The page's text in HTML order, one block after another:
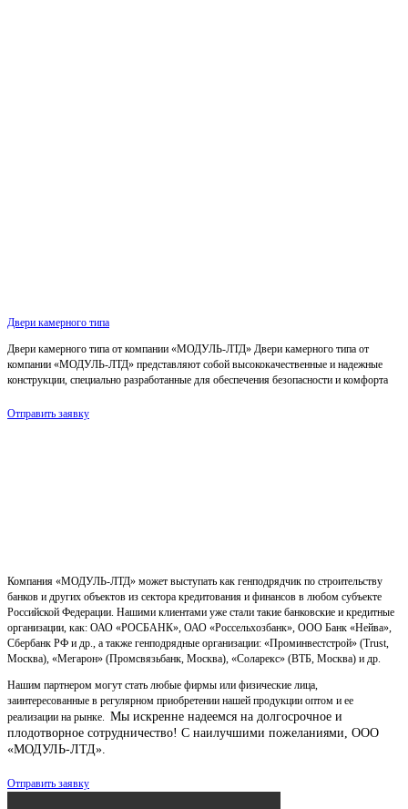
Двери камерного типа
Двери камерного типа от компании «МОДУЛЬ-ЛТД» Двери камерного типа от
компании «МОДУЛЬ-ЛТД» представляют собой высококачественные и надежные
конструкции, специально разработанные для обеспечения безопасности и комфорта
Отправить заявку
Компания «МОДУЛЬ-ЛТД» может выступать как генподрядчик по строительству
банков и других объектов из сектора кредитования и финансов в любом субъекте
Российской Федерации. Нашими клиентами уже стали такие банковские и кредитные
организации, как: ОАО «РОСБАНК», ОАО «Россельхозбанк», ООО Банк «Нейва»,
Сбербанк РФ и др., а также генподрядные организации: «Проминвестстрой» (Trust,
Москва), «Мегарон» (Промсвязьбанк, Москва), «Соларекс» (ВТБ, Москва) и др.
Нашим партнером могут стать любые фирмы или физические лица,
заинтересованные в регулярном приобретении нашей продукции оптом и ее
реализации на рынке. Мы искренне надеемся на долгосрочное и
плодотворное сотрудничество! С наилучшими пожеланиями, ООО
«МОДУЛЬ-ЛТД».
Отправить заявку